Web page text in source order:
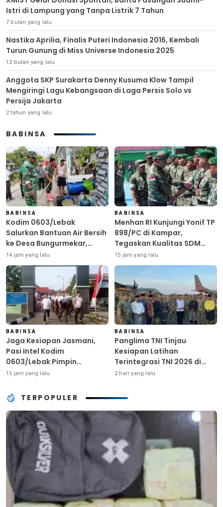
Istri di Lampung yang Tanpa Listrik 7 Tahun
7 bulan yang lalu
Nastika Aprilia, Finalis Puteri Indonesia 2016, Kembali
Turun Gunung di Miss Universe Indonesia 2025
12 bulan yang lalu
Anggota SKP Surakarta Denny Kusuma Klow Tampil
Mengiringi Lagu Kebangsaan di Laga Persis Solo vs
Persija Jakarta
2 tahun yang lalu
BABINSA
BABINSA
Kodim 0603/Lebak
Salurkan Bantuan Air Bersih
ke Desa Bungurmekar,
Ringankan Beban Warga
Terdampak Kemarau
14 jam yang lalu
BABINSA
Menhan RI Kunjungi Yonif TP
898/PC di Kampar,
Tegaskan Kualitas SDM
Kunci Kekuatan TNI
15 jam yang lalu
BABINSA
Jaga Kesiapan Jasmani,
Pasi Intel Kodim
0603/Lebak Pimpin
Pembinaan Fisik Rutin
15 jam yang lalu
BABINSA
Panglima TNI Tinjau
Kesiapan Latihan
Terintegrasi TNI 2026 di
Dabo Singkep
2 hari yang lalu
TERPOPULER